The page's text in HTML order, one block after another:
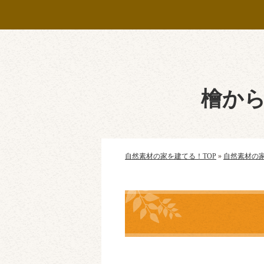
檜か
自然素材の家を建てる！TOP » 自然素材の